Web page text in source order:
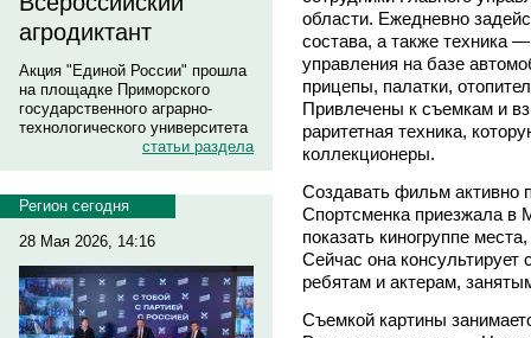
агродиктант
Акция "Единой России" прошла
на площадке Приморского
государственного аграрно-
технологического университета
статьи раздела
Регион сегодня
28 Мая 2026, 14:16
области. Ежедневно
состава, а также техника
управления на базе
прицепы, палатки,
Привлечены к съемкам и
раритетная техника,
коллекционеры.
Создавать фильм активно
Спортсменка приезжала в
показать киногруппе
Сейчас она консультирует
ребятам и актерам,
Съемкой картины